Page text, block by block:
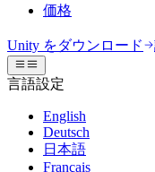
価格
Unityエンジン
任意のプラットフォー
共同作業
チームでの共同作業
3Dコラボレーション
リアルタイムで3Dプ
没入型トレーニング
没入型環境でのトレー
ドキュメント
公式ユーザーマニュ
開発者ツール
リリースバージョンと
ディスカッション
議論、問題解決、つな
イベント
グローバルおよびロー
Unity Learn
無料でUnityスキルをマ
プロフェッショナルト
Unityトレーナーでチ
Unity初心者向け
ヘルプを得る
Unityで成功するための
Success Plan
専門的なサポートで目
Unity をダウンロード
言語設定
English
Deutsch
日本語
Français